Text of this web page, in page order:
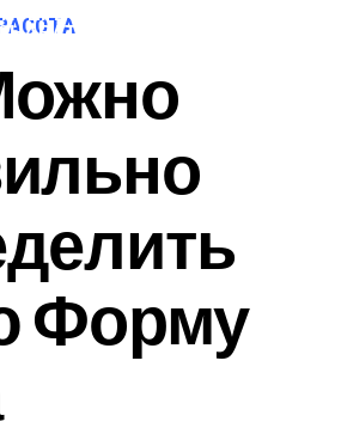
И
Форму